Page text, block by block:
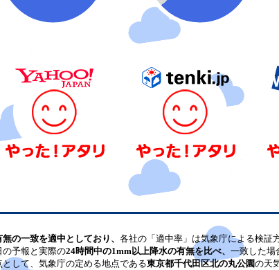
の一致を適中としており、 各社の「適中率」は気象庁による検証
予報と実際の24時間中の1mm以上降水の有無を比べ、 一致した場
して、気象庁の定める地点である東京都千代田区北の丸公園の天